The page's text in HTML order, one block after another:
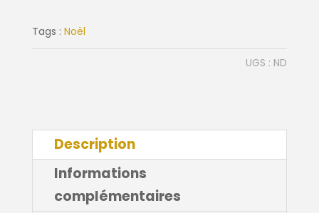
lumineux
à
Tags : Noël
UGS : ND
Description
Informations
complémentaires